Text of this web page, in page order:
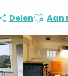
DelenAjouter
Aan